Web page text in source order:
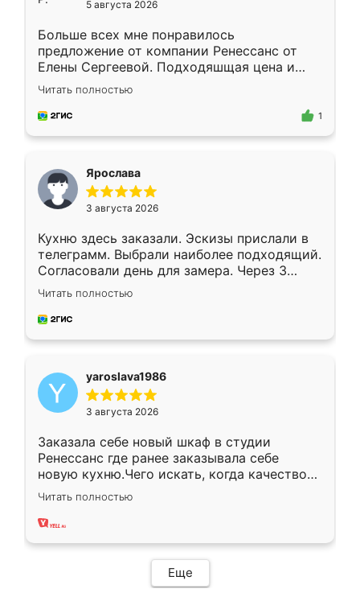
5 августа 2026
Больше всех мне понравилось
предложение от компании Ренессанс от
Елены Сергеевой. Подходяшщая цена и
короткие сроки изготовления. Приехавший
для замера сотрудник Владислав
предложил по моему эскизу самый
Читать полностью
1
Ярослава
3 августа 2026
Кухню здесь заказали. Эскизы прислали в
телеграмм. Выбрали наиболее подходящий.
Согласовали день для замера. Через 3
недели кухня была уже готова. Остались
довольны работой. Спасибо Ренессанс
мебель за качественную работу!
Читать полностью
yaroslava1986
3 августа 2026
Заказала себе новый шкаф в студии
Ренессанс где ранее заказывала себе
новую кухню.Чего искать, когда качеством
вполне довольна. Служит кухня уже почти
два года, нареканий нет.
Читать полностью
Еще